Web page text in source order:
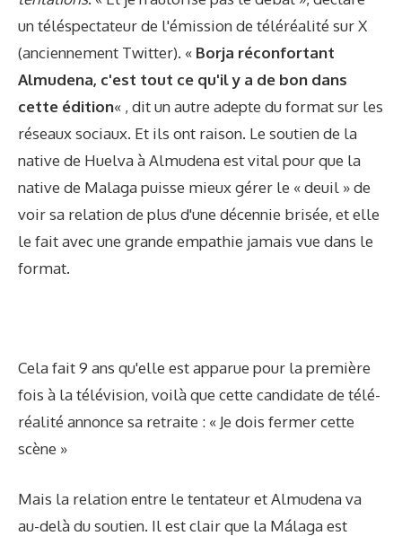
un téléspectateur de l'émission de téléréalité sur X
(anciennement Twitter). « Borja réconfortant
Almudena, c'est tout ce qu'il y a de bon dans
cette édition« , dit un autre adepte du format sur les
réseaux sociaux. Et ils ont raison. Le soutien de la
native de Huelva à Almudena est vital pour que la
native de Malaga puisse mieux gérer le « deuil » de
voir sa relation de plus d'une décennie brisée, et elle
le fait avec une grande empathie jamais vue dans le
format.
Cela fait 9 ans qu'elle est apparue pour la première
fois à la télévision, voilà que cette candidate de télé-
réalité annonce sa retraite : « Je dois fermer cette
scène »
Mais la relation entre le tentateur et Almudena va
au-delà du soutien. Il est clair que la Málaga est